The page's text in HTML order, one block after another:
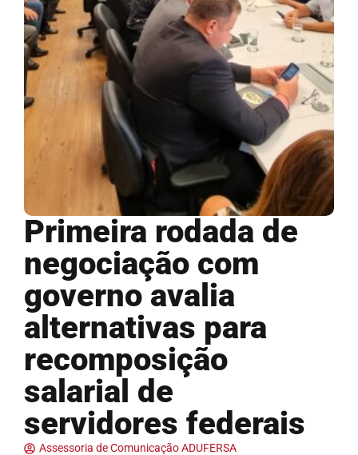
Primeira rodada de
negociação com
governo avalia
alternativas para
recomposição
salarial de
servidores federais
Assessoria de Comunicação ADUFERSA